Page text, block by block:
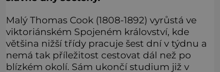
Malý Thomas Cook (1808-1892) vyrůstá ve
viktoriánském Spojeném království, kde
většina nižší třídy pracuje šest dní v týdnu a
nemá tak příležitost cestovat dál než po
blízkém okolí. Sám ukončí studium již v